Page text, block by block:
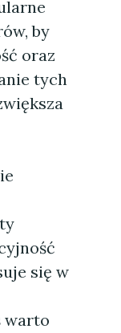
by
oraz
tych
się w
warto